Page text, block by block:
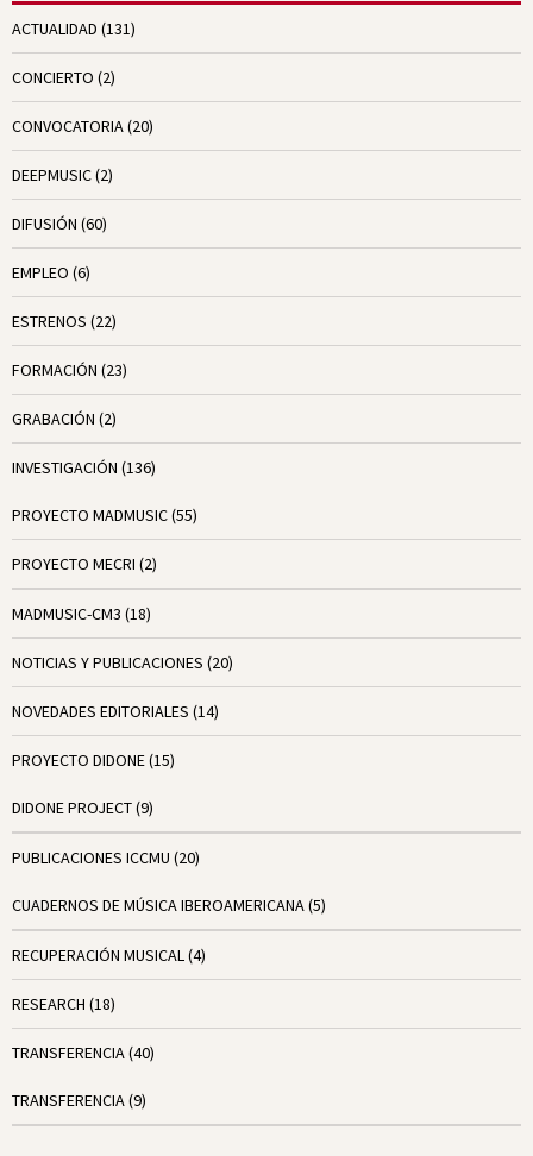
ACTUALIDAD (131)
CONCIERTO (2)
CONVOCATORIA(20)
DEEPMUSIC(2)
DIFUSIÓN (60)
EMPLEO (6)
ESTRENOS (22)
FORMACIÓN (23)
GRABACIÓN (2)
INVESTIGACIÓN (136)
PROYECTO MADMUSIC(55)
PROYECTO MECRI (2)
MADMUSIC-CM3 (18)
NOTICIAS Y PUBLICACIONES (20)
NOVEDADES EDITORIALES (14)
PROYECTO DIDONE(15)
DIDONE PROJECT(9)
PUBLICACIONES ICCMU (20)
CUADERNOS DE MÚSICA IBEROAMERICANA(5)
RECUPERACIÓN MUSICAL(4)
RESEARCH (18)
TRANSFERENCIA(40)
TRANSFERENCIA(9)